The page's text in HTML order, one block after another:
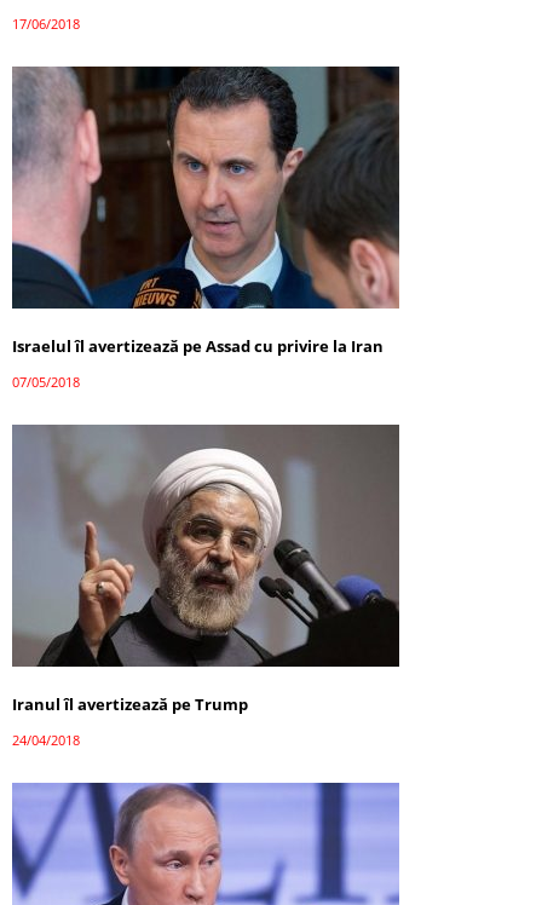
17/06/2018
Israelul îl avertizează pe Assad cu privire la Iran
07/05/2018
Iranul îl avertizează pe Trump
24/04/2018